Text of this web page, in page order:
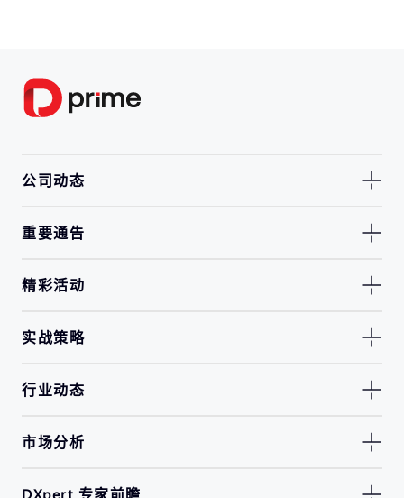
公司动态
重要通告
精彩活动
实战策略
行业动态
市场分析
DXpert 专家前瞻